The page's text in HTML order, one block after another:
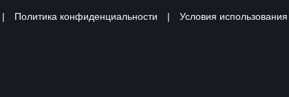
| Политика конфиденциальности | Условия использования